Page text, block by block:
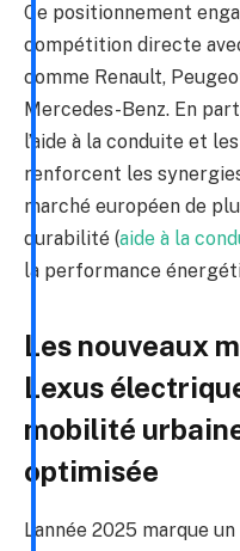
Ce positionnement
compétition directe
comme Renault,
Mercedes-Benz. En
l’aide à la conduite et
renforcent les
marché européen de
durabilité (aide à la
la performance
Les nouveaux
Lexus
mobilité
optimisée
L’année 2025 marque